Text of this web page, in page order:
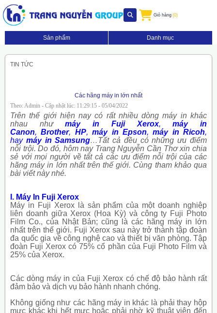
Giỏ hàng (0)
Sản phẩm Danh mục
TIN TỨC
Các hãng máy in lớn nhất
Theo: Admin - Cập nhật lúc: 11:29:15 - 05/04/2022
Trên thế giới hiện nay có rất nhiều dòng máy in khác
nhau nhưmáy in Fuji Xerox,máy in
Canon,Brother, HP,máy in Epson,máy in Ricoh,
hay máy in Samsung…Tất cả đều có những ưu điểm
nỗi trội. Do đó, hôm nay Trang Nguyễn Cần Thơ xin chia
sẻ với mọi người về tất cả các ưu điểm nỗi trội của các
hãng máy in lớn nhất trên thế giới. Cùng tham khảo qua
bài viết này nhé.
I. Máy In Fuji Xerox
Máy in Fuji Xerox là sản phẩm của một doanh nghiệp
liên doanh giữa Xerox (Hoa Kỳ) và công ty Fuji Photo
Film Co., của Nhật Bản; cũng là các hãng máy in lớn
nhất trên thế giới. Fuji Xerox sau này trở thành tập đoàn
đa quốc gia về công nghệ cao và thiết bị văn phòng. Tập
đoàn Fuji Xerox có 75% cổ phần của Fuji Photo Film và
25% của Xerox.
Các dòng máy in của Fuji Xerox có chế độ bảo hành rất
đảm bảo và dịch vụ bảo hành nhanh chóng.
Không giống như các hãng máy in khác là phải thay hộp
mực khác khi hết mực hoặc phải nhờ kỹ thuật viên đến